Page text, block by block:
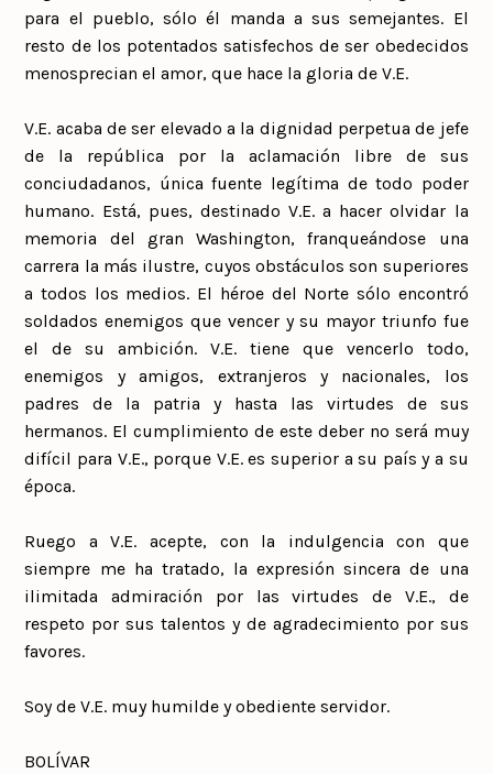
para el pueblo, sólo él manda a sus semejantes. El
resto de los potentados satisfechos de ser obedecidos
menosprecian el amor, que hace la gloria de V.E.
V.E. acaba de ser elevado a la dignidad perpetua de jefe
de la república por la aclamación libre de sus
conciudadanos, única fuente legítima de todo poder
humano. Está, pues, destinado V.E. a hacer olvidar la
memoria del gran Washington, franqueándose una
carrera la más ilustre, cuyos obstáculos son superiores
a todos los medios. El héroe del Norte sólo encontró
soldados enemigos que vencer y su mayor triunfo fue
el de su ambición. V.E. tiene que vencerlo todo,
enemigos y amigos, extranjeros y nacionales, los
padres de la patria y hasta las virtudes de sus
hermanos. El cumplimiento de este deber no será muy
difícil para V.E., porque V.E. es superior a su país y a su
época.
Ruego a V.E. acepte, con la indulgencia con que
siempre me ha tratado, la expresión sincera de una
ilimitada admiración por las virtudes de V.E., de
respeto por sus talentos y de agradecimiento por sus
favores.
Soy de V.E. muy humilde y obediente servidor.
BOLÍVAR